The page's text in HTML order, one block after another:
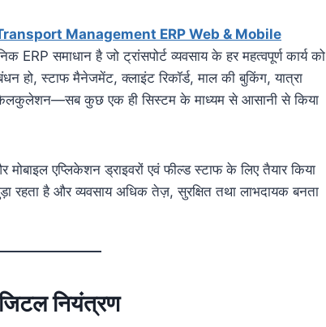
Management ERP Web & Mobile
समाधान है जो ट्रांसपोर्ट व्यवसाय के हर महत्वपूर्ण कार्य को
हो, स्टाफ मैनेजमेंट, क्लाइंट रिकॉर्ड, माल की बुकिंग, यात्रा
कैलकुलेशन—सब कुछ एक ही सिस्टम के माध्यम से आसानी से किया
मोबाइल एप्लिकेशन ड्राइवरों एवं फील्ड स्टाफ के लिए तैयार किया
रहता है और व्यवसाय अधिक तेज़, सुरक्षित तथा लाभदायक बनता
नियंत्रण